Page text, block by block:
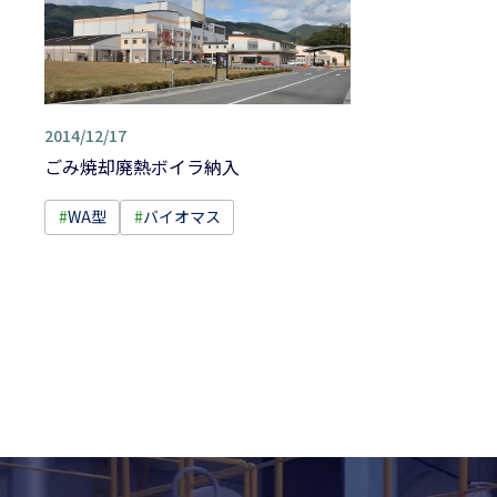
2014/12/17
ごみ焼却廃熱ボイラ納入
#WA型 #バイオマス